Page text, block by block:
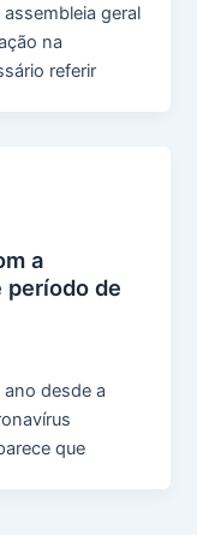
geral
na
referir
a
período de
desde a
que